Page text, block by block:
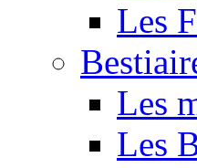
Les
Les
Les